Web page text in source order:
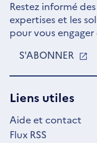
Restez informé
expertises et les
pour vous
S'ABONNER
Liens utiles
Aide et contact
Flux RSS